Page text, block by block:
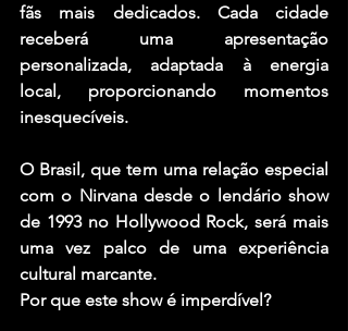
fãs mais dedicados. Cada cidade
receberá uma apresentação
personalizada, adaptada à energia
local, proporcionando momentos
inesquecíveis.
O Brasil, que tem uma relação especial
com o Nirvana desde o lendário show
de 1993 no Hollywood Rock, será mais
uma vez palco de uma experiência
cultural marcante.
Por que este show é imperdível?